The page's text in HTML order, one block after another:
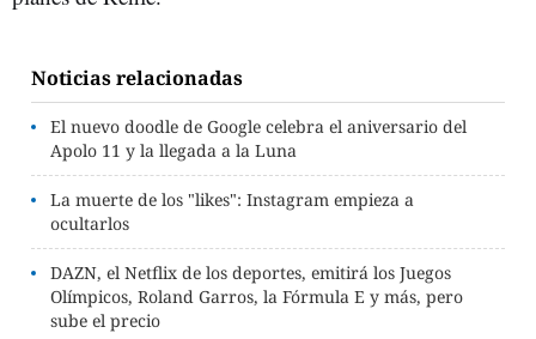
Noticias relacionadas
El nuevo doodle de Google celebra el aniversario del
Apolo 11 y la llegada a la Luna
La muerte de los "likes": Instagram empieza a
ocultarlos
DAZN, el Netflix de los deportes, emitirá los Juegos
Olímpicos, Roland Garros, la Fórmula E y más, pero
sube el precio